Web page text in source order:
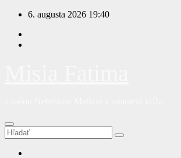
Prejsť
obsah
6. augusta 2026 19:40